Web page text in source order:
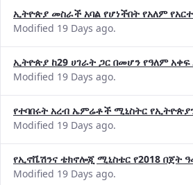
ኢትዮጵያ መስራች አባል የሆነችበት የአለም
Modified 19 Days ago.
ኢትዮጵያ ከ29 ሀገራት ጋር በመሆን የዓለም
Modified 19 Days ago.
የተባበሩት አረብ ኤምሬቶች ሚኒስትር
Modified 19 Days ago.
የኢኖቬሽንና ቴክኖሎጂ ሚኒስቴር የ2018 በጀት
Modified 19 Days ago.